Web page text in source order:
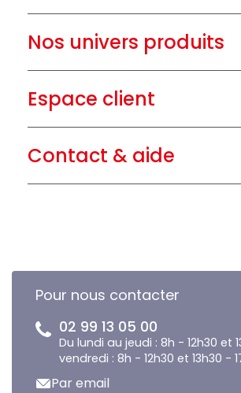
Nos univers produits
Espace client
Contact & aide
Pour nous contacter
02 99 13 05 00
Du lundi au jeudi : 8h - 12h30 et
vendredi : 8h - 12h30 et 13h30 -
Par email